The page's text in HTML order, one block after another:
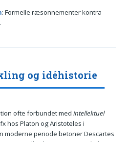
: Formelle ræsonnementer kontra
og idéhistorie
ofte forbundet med intellektuel
hos Platon og Aristoteles i
moderne periode betoner Descartes